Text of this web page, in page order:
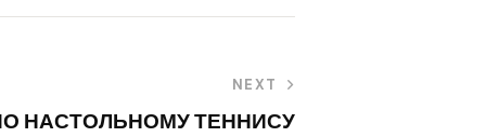
NEXT
НАСТОЛЬНОМУ ТЕННИСУ